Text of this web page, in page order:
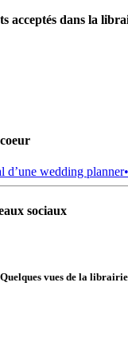
acceptés dans la
d’une wedding planner
sociaux
Quelques vues de la librairie